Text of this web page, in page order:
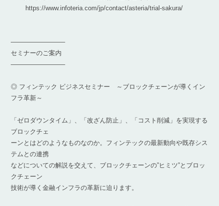
https://www.infoteria.com/jp/contact/asteria/trial-sakura/
————————–
セミナーのご案内
————————–
◎ フィンテック ビジネスセミナー ～ブロックチェーンが導くイン
フラ革新～
「ゼロダウンタイム」、「改ざん防止」、「コスト削減」を実現する
ブロックチェ
ーンとはどのようなものなのか。フィンテックの最新動向や既存シス
テムとの連携
などについての解説を交えて、ブロックチェーンの”ヒミツ”とブロッ
クチェーン
技術が導く金融インフラの革新に迫ります。